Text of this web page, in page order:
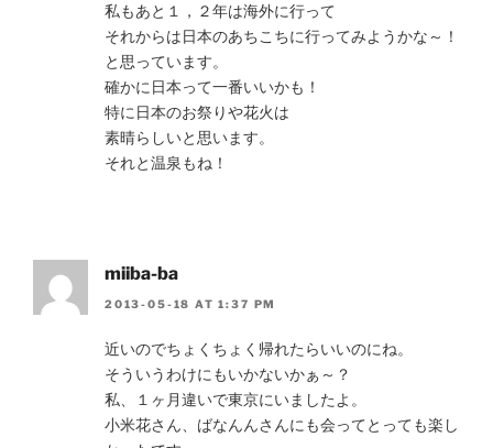
私もあと１，２年は海外に行って
それからは日本のあちこちに行ってみようかな～！
と思っています。
確かに日本って一番いいかも！
特に日本のお祭りや花火は
素晴らしいと思います。
それと温泉もね！
miiba-ba
2013-05-18 AT 1:37 PM
近いのでちょくちょく帰れたらいいのにね。
そういうわけにもいかないかぁ～？
私、１ヶ月違いで東京にいましたよ。
小米花さん、ばなんんさんにも会ってとっても楽し